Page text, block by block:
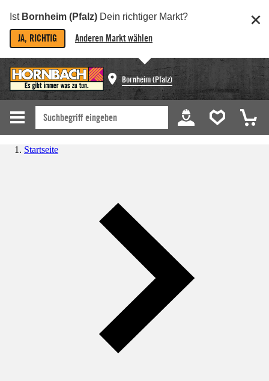
Ist Bornheim (Pfalz) Dein richtiger Markt?
JA, RICHTIG Anderen Markt wählen
Bornheim (Pfalz)
Startseite